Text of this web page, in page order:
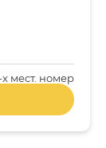
x мест. номер